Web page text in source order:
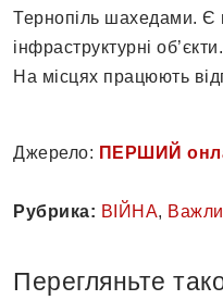
Тернопіль шахедами. Є
інфраструктурні
На місцях працюють
Джерело: ПЕРШИЙ
Рубрика: ВІЙНА,
Перегляньте